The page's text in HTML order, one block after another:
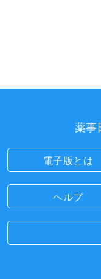
薬事
電子版とは
ヘルプ